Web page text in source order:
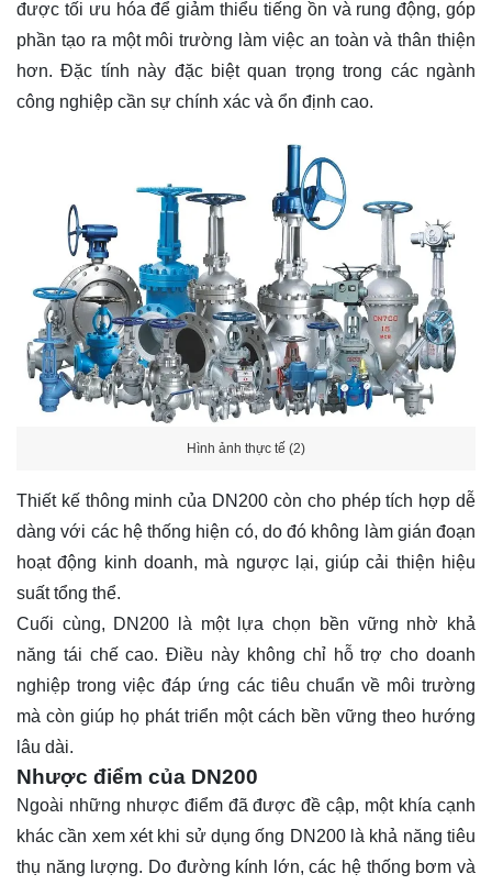
được tối ưu hóa để giảm thiểu tiếng ồn và rung động, góp
phần tạo ra một môi trường làm việc an toàn và thân thiện
hơn. Đặc tính này đặc biệt quan trọng trong các ngành
công nghiệp cần sự chính xác và ổn định cao.
Hình ảnh thực tế (2)
Thiết kế thông minh của DN200 còn cho phép tích hợp dễ
dàng với các hệ thống hiện có, do đó không làm gián đoạn
hoạt động kinh doanh, mà ngược lại, giúp cải thiện hiệu
suất tổng thể.
Cuối cùng, DN200 là một lựa chọn bền vững nhờ khả
năng tái chế cao. Điều này không chỉ hỗ trợ cho doanh
nghiệp trong việc đáp ứng các tiêu chuẩn về môi trường
mà còn giúp họ phát triển một cách bền vững theo hướng
lâu dài.
Nhược điểm của DN200
Ngoài những nhược điểm đã được đề cập, một khía cạnh
khác cần xem xét khi sử dụng ống DN200 là khả năng tiêu
thụ năng lượng. Do đường kính lớn, các hệ thống bơm và